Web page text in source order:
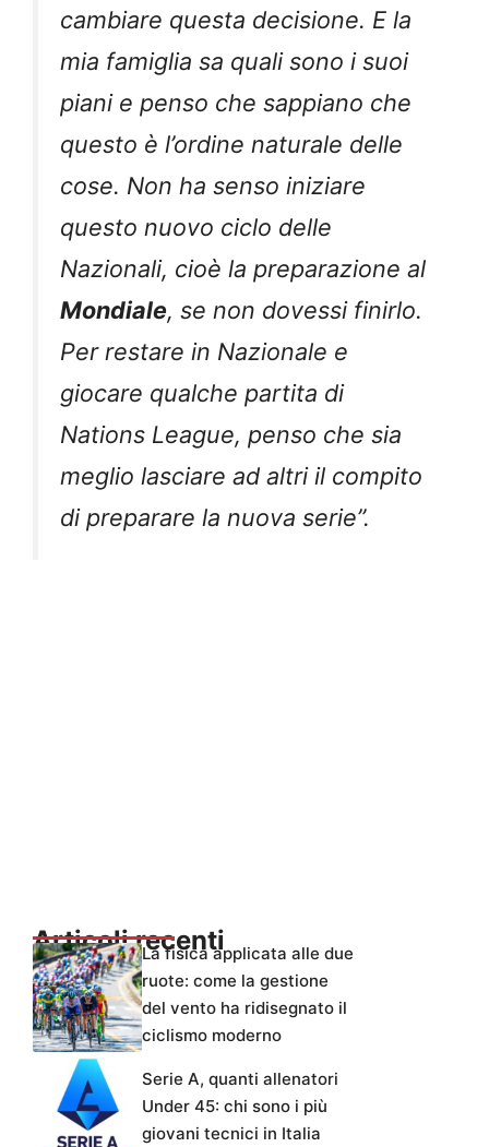
cambiare questa decisione. E la
mia famiglia sa quali sono i suoi
piani e penso che sappiano che
questo è l’ordine naturale delle
cose. Non ha senso iniziare
questo nuovo ciclo delle
Nazionali, cioè la preparazione al
Mondiale, se non dovessi finirlo.
Per restare in Nazionale e
giocare qualche partita di
Nations League, penso che sia
meglio lasciare ad altri il compito
di preparare la nuova serie”.
Articoli recentiLa fisica applicata alle due
ruote: come la gestione
del vento ha ridisegnato il
ciclismo moderno
Serie A, quanti allenatori
Under 45: chi sono i più
giovani tecnici in Italia